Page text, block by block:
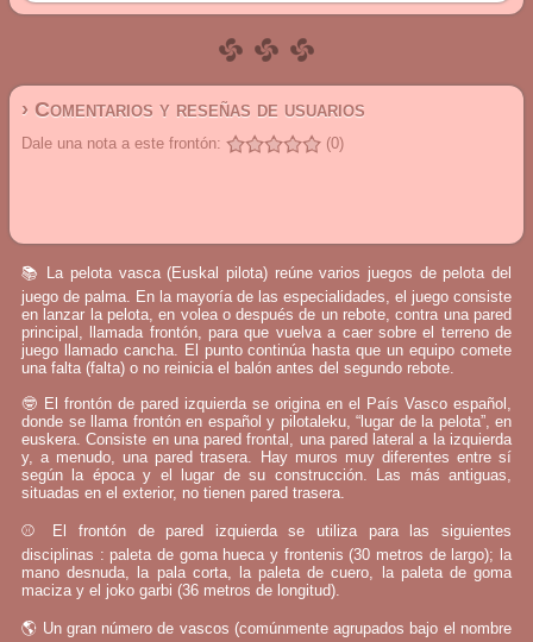
› Comentarios y reseñas de usuarios
Dale una nota a este frontón: (0)
📚 La pelota vasca (Euskal pilota) reúne varios juegos de pelota del
juego de palma. En la mayoría de las especialidades, el juego consiste
en lanzar la pelota, en volea o después de un rebote, contra una pared
principal, llamada frontón, para que vuelva a caer sobre el terreno de
juego llamado cancha. El punto continúa hasta que un equipo comete
una falta (falta) o no reinicia el balón antes del segundo rebote.
🤓 El frontón de pared izquierda se origina en el País Vasco español,
donde se llama frontón en español y pilotaleku, “lugar de la pelota”, en
euskera. Consiste en una pared frontal, una pared lateral a la izquierda
y, a menudo, una pared trasera. Hay muros muy diferentes entre sí
según la época y el lugar de su construcción. Las más antiguas,
situadas en el exterior, no tienen pared trasera.
⚾ El frontón de pared izquierda se utiliza para las siguientes
disciplinas : paleta de goma hueca y frontenis (30 metros de largo); la
mano desnuda, la pala corta, la paleta de cuero, la paleta de goma
maciza y el joko garbi (36 metros de longitud).
🌎 Un gran número de vascos (comúnmente agrupados bajo el nombre